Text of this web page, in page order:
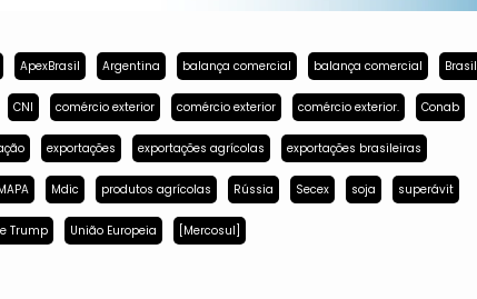
ApexBrasil Argentina balança comercial balança comercial Brasil
CNI comércio exterior comércio exterior comércio exterior. Conab
exportações exportações agrícolas exportações brasileiras
Mdic produtos agrícolas Rússia Secex soja superávit
Trump União Europeia [Mercosul]